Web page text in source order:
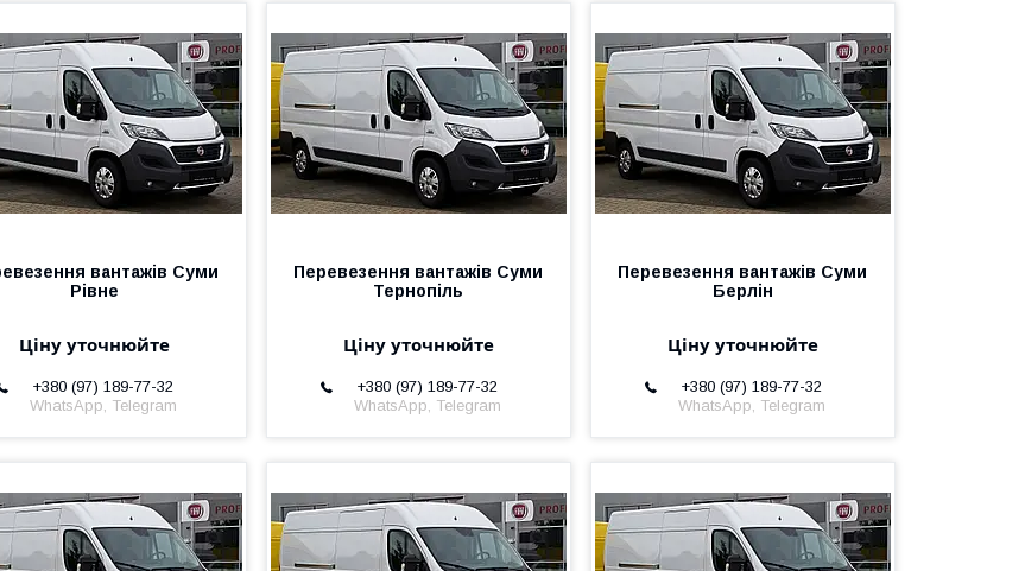
вантажів Суми
Рівне
Ціну уточнюйте
+380 (97) 189-77-32
WhatsApp, Telegram
Перевезення вантажів Суми
Тернопіль
Ціну уточнюйте
+380 (97) 189-77-32
WhatsApp, Telegram
Перевезення вантажів Суми
Берлін
Ціну уточнюйте
+380 (97) 189-77-32
WhatsApp, Telegram